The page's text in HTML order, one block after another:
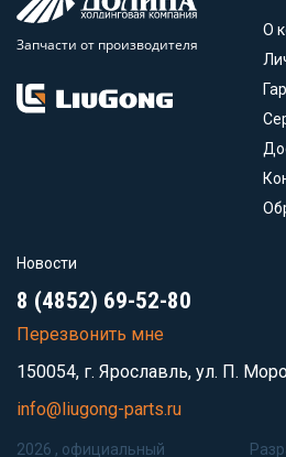
Запчасти от производителя
О
Новости
8 (4852) 69-52-80
Перезвонить мне
150054, г. Ярославль, ул. П.
info@liugong-parts.ru
2026 , официальный